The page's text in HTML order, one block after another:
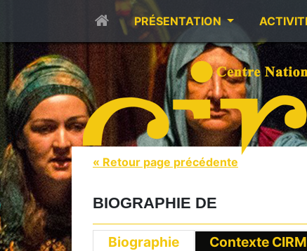
PRÉSENTATION
« Retour page précédente
BIOGRAPHIE DE
Biographie Contexte CIRM